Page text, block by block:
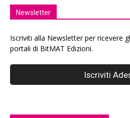
Newsletter
Iscriviti alla Newsletter per ricevere
portali di BitMAT Edizioni.